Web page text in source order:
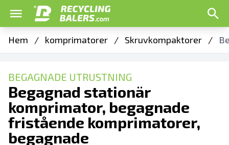
Hem / komprimatorer / Skruvkompaktorer /
BEGAGNADE UTRUSTNING
Begagnad stationär
komprimator, begagnade
fristående komprimatorer,
begagnade